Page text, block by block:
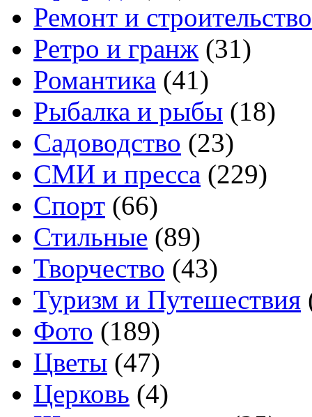
Ремонт и строительство
Ретро и гранж (31)
Романтика (41)
Рыбалка и рыбы (18)
Садоводство (23)
СМИ и пресса (229)
Спорт (66)
Стильные (89)
Творчество (43)
Туризм и Путешествия
Фото (189)
Цветы (47)
Церковь (4)